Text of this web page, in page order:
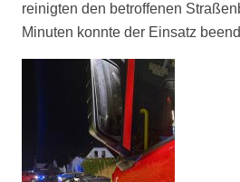
reinigten den betroffenen
Minuten konnte der Einsatz